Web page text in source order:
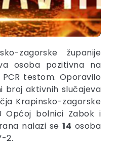
zagorske županije
osoba pozitivna na
testom. Oporavilo
broj aktivnih slučajeva
Krapinsko-zagorske
Općoj bolnici Zabok i
nalazi se14 osoba
2.